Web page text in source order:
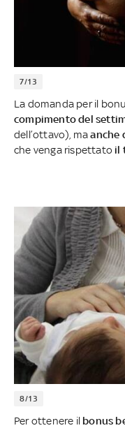
7/13
La domanda per il
compimento del
dell’ottavo), maanche
che venga rispettato il
8/13
Per ottenere il bonus